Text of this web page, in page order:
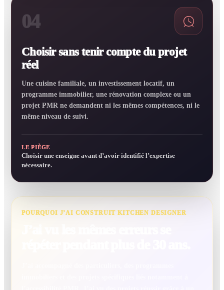
04
Choisir sans tenir compte du projet
réel
Une cuisine familiale, un investissement locatif, un
programme immobilier, une rénovation complexe ou un
projet PMR ne demandent ni les mêmes compétences, ni le
même niveau de suivi.
LE PIÈGE
Choisir une enseigne avant d’avoir identifié l’expertise
nécessaire.
POURQUOI J’AI CONSTRUIT KITCHEN DESIGNER